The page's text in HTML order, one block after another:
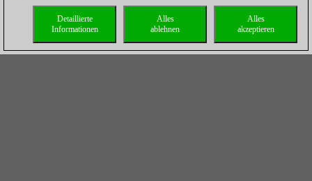
Alles
akzeptieren
Alles
ablehnen
Detaillierte
Informationen